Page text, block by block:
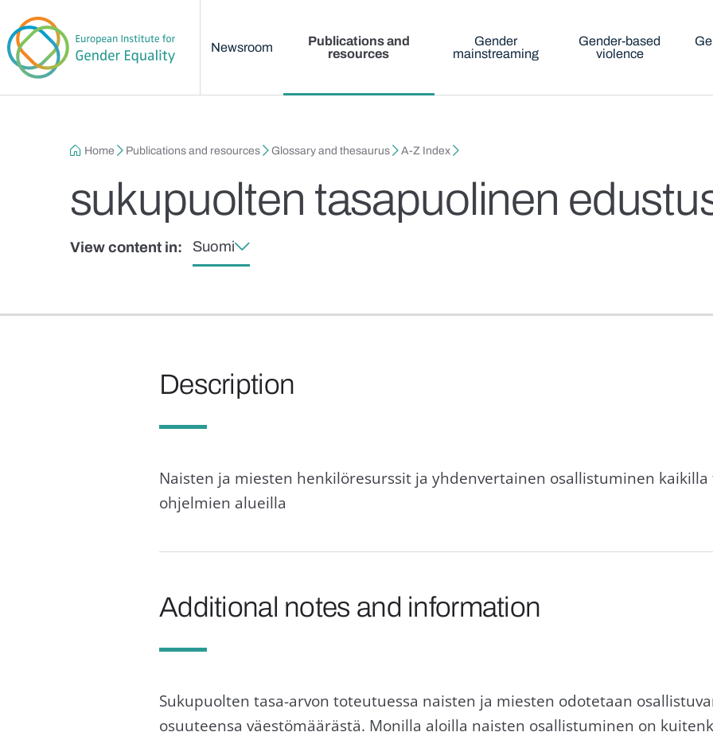
Newsroom
Publications and
resources
Gender
mainstreaming
Gender-based
violence
Breadcrumb
Home Publications and resources Glossary and thesaurus A-Z Index
sukupuolten tasapuolinen
View content in: Suomi
Description
Naisten ja miesten henkilöresurssit ja yhdenvertainen osallistuminen
ohjelmien alueilla
Additional notes and information
Sukupuolten tasa-arvon toteutuessa naisten ja miesten odotetaan
osuuteensa väestömäärästä. Monilla aloilla naisten osallistuminen on